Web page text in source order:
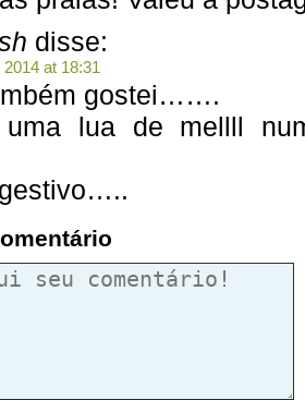
disse:
at 18:31
gostei…….
lua de mellll